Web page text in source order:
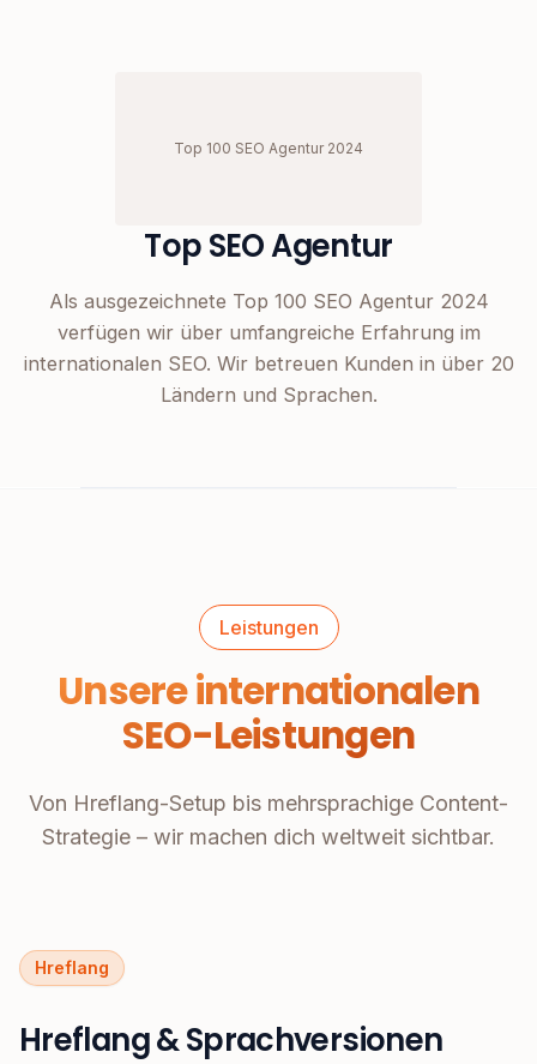
Top 100 SEO Agentur 2024
Top SEO Agentur
Als ausgezeichnete Top 100 SEO Agentur 2024
verfügen wir über umfangreiche Erfahrung im
internationalen SEO. Wir betreuen Kunden in über 20
Ländern und Sprachen.
Leistungen
Unsere internationalen
SEO-Leistungen
Von Hreflang-Setup bis mehrsprachige Content-
Strategie – wir machen dich weltweit sichtbar.
Hreflang
Hreflang & Sprachversionen